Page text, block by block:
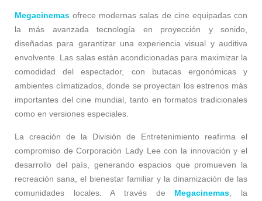
Megacinemas ofrece modernas salas de cine equipadas con
la más avanzada tecnología en proyección y sonido,
diseñadas para garantizar una experiencia visual y auditiva
envolvente. Las salas están acondicionadas para maximizar la
comodidad del espectador, con butacas ergonómicas y
ambientes climatizados, donde se proyectan los estrenos más
importantes del cine mundial, tanto en formatos tradicionales
como en versiones especiales.
La creación de la División de Entretenimiento reafirma el
compromiso de Corporación Lady Lee con la innovación y el
desarrollo del país, generando espacios que promueven la
recreación sana, el bienestar familiar y la dinamización de las
comunidades locales. A través de Megacinemas , la